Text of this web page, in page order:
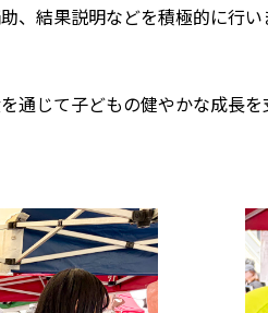
、結果説明などを積極的に行
じて子どもの健やかな成長を